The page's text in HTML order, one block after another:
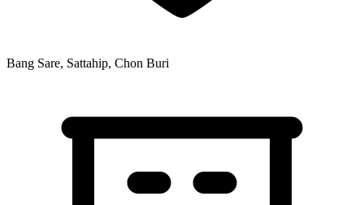
Bang Sare, Sattahip, Chon Buri